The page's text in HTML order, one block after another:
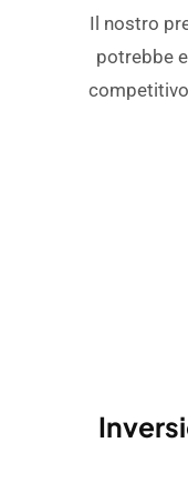
Il nostro
potrebbe